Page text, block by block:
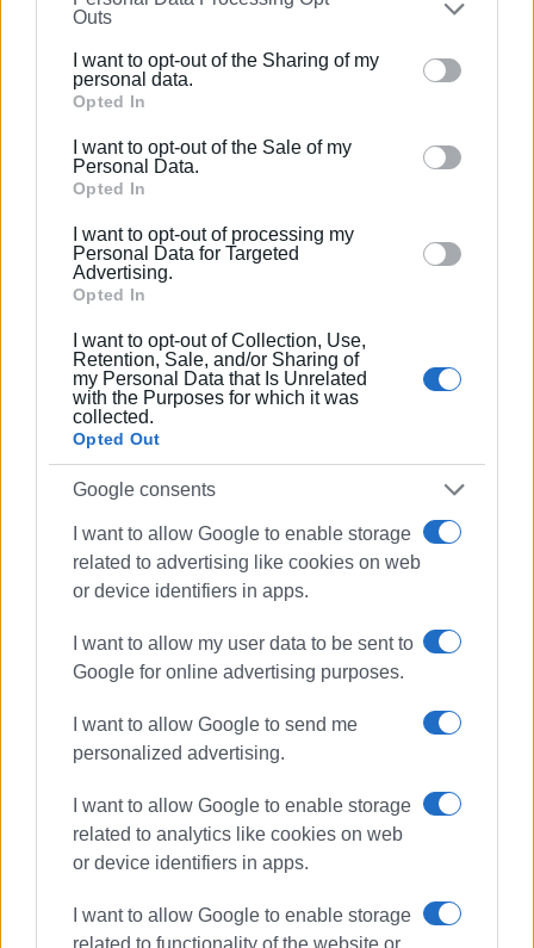
further disclose it to other third parties.
Please note that this website/app uses one or more
Google services and may gather and store information
behaviour. You may click to grant or deny consent to
Google and its third-party tags to use your data for
section.
Outs
I want to opt-out of the Sharing of my
personal data.
Opted In
I want to opt-out of the Sale of my
Personal Data.
Opted In
I want to opt-out of processing my
Personal Data for Targeted
Advertising.
Opted In
I want to opt-out of Collection, Use,
Retention, Sale, and/or Sharing of
my Personal Data that Is Unrelated
with the Purposes for which it was
collected.
Opted Out
Google consents
I want to allow Google to enable storage
related to advertising like cookies on web
or device identifiers in apps.
I want to allow my user data to be sent to
Google for online advertising purposes.
I want to allow Google to send me
personalized advertising.
I want to allow Google to enable storage
related to analytics like cookies on web
or device identifiers in apps.
I want to allow Google to enable storage
related to functionality of the website or
παράταση και, εφόσον χρειαστεί, η διαδικασία των
Εμφανίσεις: 3660
ΣΠΥΡΟΣ ΠΙΚΟΥΛΑΣ
Πτυχιούχος Οικονομικών του Πανεπιστημίου
Πειραιά. Συνεργάστηκε στο ξεκίνημα με την
«Αθλητική Πορεία της Κέρκυρας», ενώ από τις
αρχές του ΄92 και για 25 χρόνια στο «Κερκυραϊκό
Βήμα». Από το 1994 εκδότης - διευθυντής στα
χρόνια στο «ΦΩΣ των ΣΠΟΡ». Από το 2015
εργάζεται στην «ΕΝΗΜΕΡΩΣΗ», ενώ
συνεργάστηκε με την τηλεόραση του Corfu
Start TV, συνολικά 15 χρόνια.
Ακολουθήστε το enimerosi στοFacebook
Συνδρομητές στο e-paper